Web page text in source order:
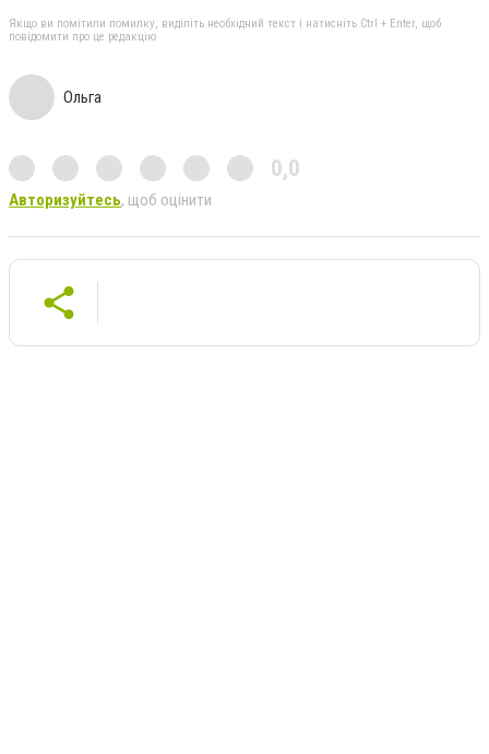
Якщо ви помітили помилку, виділіть необхідний текст і натисніть Ctrl + Enter, щоб
повідомити про це редакцію
Ольга
0,0
Авторизуйтесь, щоб оцінити